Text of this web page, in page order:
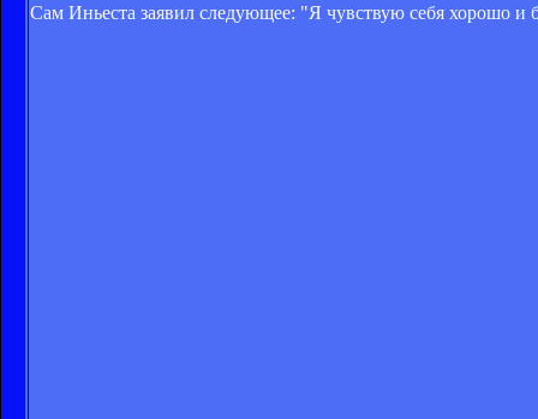
Сам Иньеста заявил следующее: "Я чувствую себя хорошо